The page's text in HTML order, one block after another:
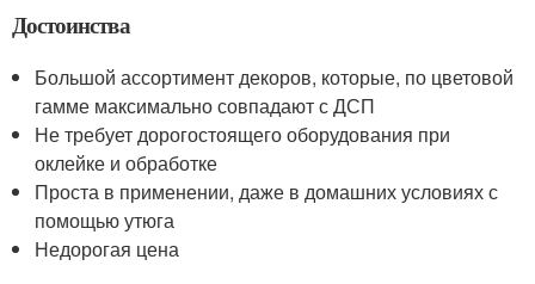
Достоинства
Большой ассортимент декоров, которые, по цветовой
гамме максимально совпадают с ДСП
Не требует дорогостоящего оборудования при
оклейке и обработке
Проста в применении, даже в домашних условиях с
помощью утюга
Недорогая цена